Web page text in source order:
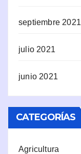
septiembre 2021
julio 2021
junio 2021
CATEGORÍAS
Agricultura